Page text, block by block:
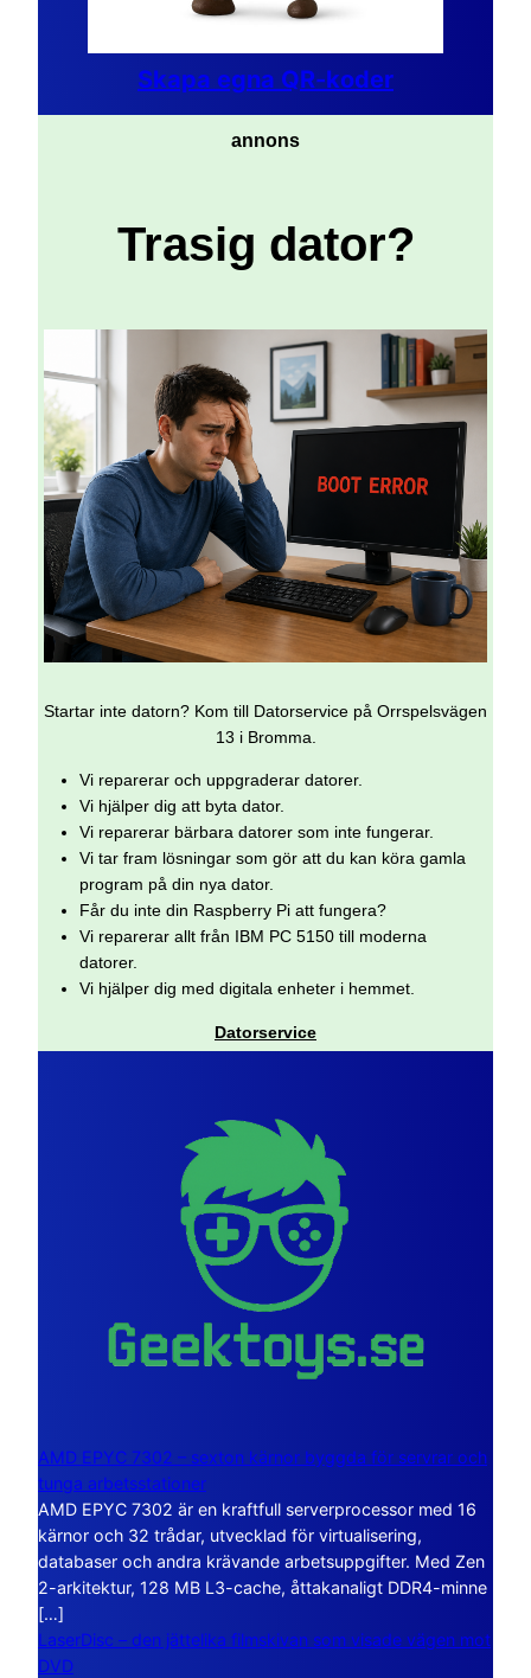
Skapa egna QR-koder
annons
Trasig dator?
Startar inte datorn? Kom till Datorservice på Orrspelsvägen
13 i Bromma.
Vi reparerar och uppgraderar datorer.
Vi hjälper dig att byta dator.
Vi reparerar bärbara datorer som inte fungerar.
Vi tar fram lösningar som gör att du kan köra gamla
program på din nya dator.
Får du inte din Raspberry Pi att fungera?
Vi reparerar allt från IBM PC 5150 till moderna
datorer.
Vi hjälper dig med digitala enheter i hemmet.
Datorservice
AMD EPYC 7302 – sexton kärnor byggda för servrar och
tunga arbetsstationer
AMD EPYC 7302 är en kraftfull serverprocessor med 16
kärnor och 32 trådar, utvecklad för virtualisering,
databaser och andra krävande arbetsuppgifter. Med Zen
2-arkitektur, 128 MB L3-cache, åttakanaligt DDR4-minne
[…]
LaserDisc – den jättelika filmskivan som visade vägen mot
DVD